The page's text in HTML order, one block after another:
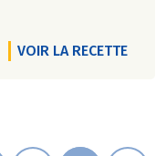
VOIR LA RECETTE